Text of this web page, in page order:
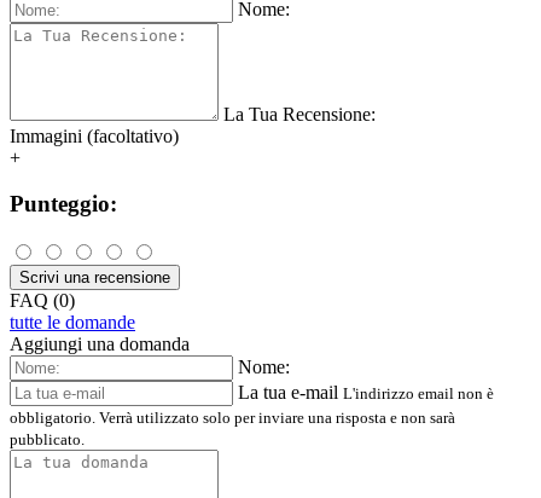
Nome:
La Tua Recensione:
Immagini (facoltativo)
+
Punteggio:
Scrivi una recensione
FAQ (0)
tutte le domande
Aggiungi una domanda
Nome:
La tua e-mail L'indirizzo email non è
obbligatorio. Verrà utilizzato solo per inviare una risposta e non sarà
pubblicato.